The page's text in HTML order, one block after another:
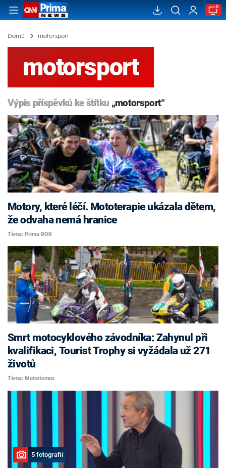
Domů motorsport
motorsport
Výpis příspěvků ke štítku „motorsport“
Motory, které léčí. Mototerapie ukázala dětem,
že odvaha nemá hranice
Téma: Prima ROK
Smrt motocyklového závodníka: Zahynul při
kvalifikaci, Tourist Trophy si vyžádala už 271
životů
Téma: Motorismus
5 fotografií